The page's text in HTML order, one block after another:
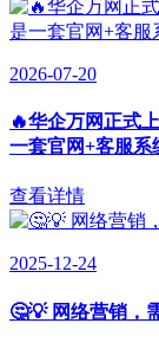
2026-07-20
🔥华企万网正式
一套官网+客服系
查看详情
2025-12-24
🤔💡 网络营销，